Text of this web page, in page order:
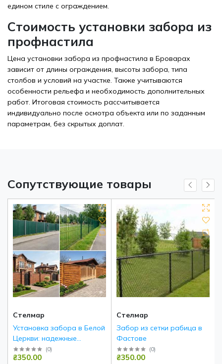
едином стиле с ограждением.
Стоимость установки забора из
профнастила
Цена установки забора из профнастила в Броварах
зависит от длины ограждения, высоты забора, типа
столбов и условий на участке. Также учитываются
особенности рельефа и необходимость дополнительных
работ. Итоговая стоимость рассчитывается
индивидуально после осмотра объекта или по заданным
параметрам, без скрытых доплат.
Сопутствующие товары
Стелмар
Установка забора в Белой
Церкви: надежные
инженерные решения под
ключ
(0)
₴350.00
Стелмар
Забор из сетки рабица в
Фастове
(0)
₴350.00